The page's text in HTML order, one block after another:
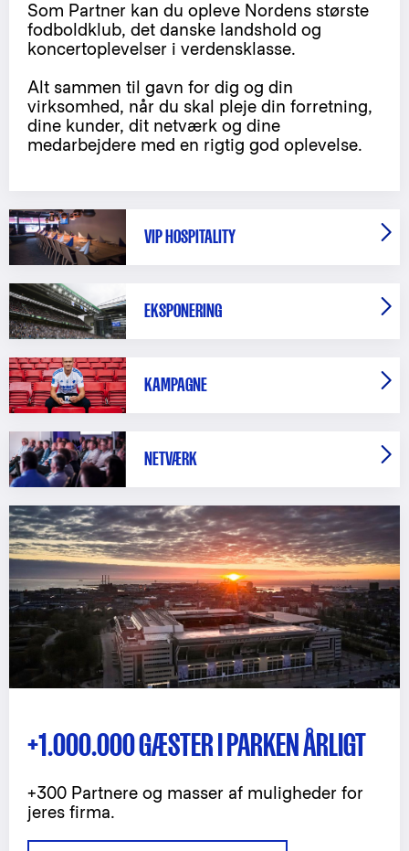
Som Partner kan du opleve Nordens største
fodboldklub, det danske landshold og
koncertoplevelser i verdensklasse.
Alt sammen til gavn for dig og din
virksomhed, når du skal pleje din forretning,
dine kunder, dit netværk og dine
medarbejdere med en rigtig god oplevelse.
VIP HOSPITALITY
EKSPONERING
KAMPAGNE
NETVÆRK
+1.000.000 GÆSTER I PARKEN ÅRLIGT
+300 Partnere og masser af muligheder for
jeres firma.